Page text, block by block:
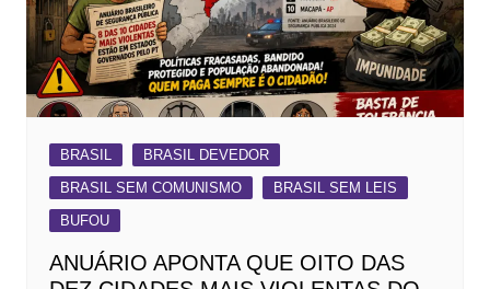
BRASIL
BRASIL DEVEDOR
BRASIL SEM COMUNISMO
BRASIL SEM LEIS
BUFOU
ANUÁRIO APONTA QUE OITO DAS